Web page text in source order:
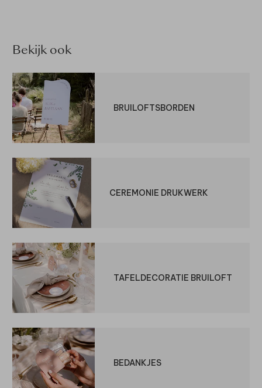
Bekijk ook
BRUILOFTSBORDEN
CEREMONIE DRUKWERK
TAFELDECORATIE BRUILOFT
BEDANKJES